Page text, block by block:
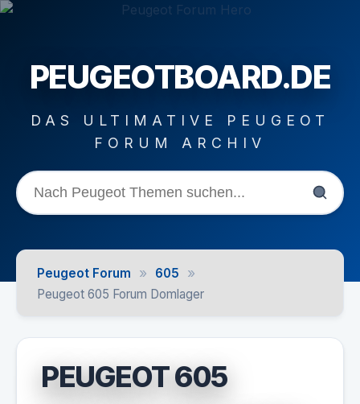
PEUGEOTBOARD.DE
DAS ULTIMATIVE PEUGEOT
FORUM ARCHIV
Peugeot Forum » 605 »
Peugeot 605 Forum Domlager
PEUGEOT 605